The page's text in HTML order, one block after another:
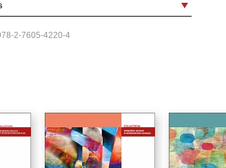
15
? : quelques clés de lecture 33
lors de la grossesse et la maternité
?
45
59
2-7605-4220-4